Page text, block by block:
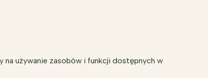
na używanie zasobów i funkcji dostępnych w